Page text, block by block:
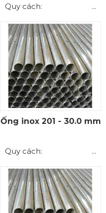
Quy cách: ...
Ống inox 201 - 30.0 mm
Quy cách: ...